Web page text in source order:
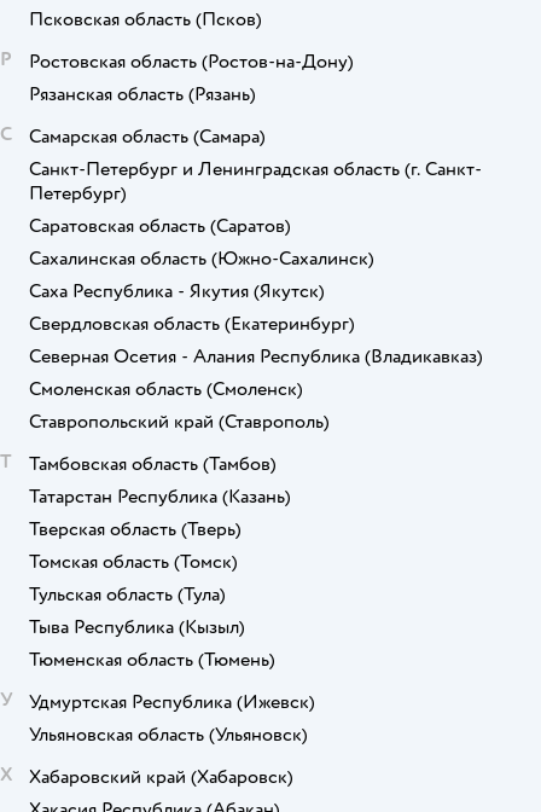
Псковская область (Псков)
Р
Ростовская область (Ростов-на-Дону)
Рязанская область (Рязань)
С
Самарская область (Самара)
Санкт-Петербург и Ленинградская область (г. Санкт-
Петербург)
Саратовская область (Саратов)
Сахалинская область (Южно-Сахалинск)
Саха Республика - Якутия (Якутск)
Свердловская область (Екатеринбург)
Северная Осетия - Алания Республика (Владикавказ)
Смоленская область (Смоленск)
Ставропольский край (Ставрополь)
Т
Тамбовская область (Тамбов)
Татарстан Республика (Казань)
Тверская область (Тверь)
Томская область (Томск)
Тульская область (Тула)
Тыва Республика (Кызыл)
Тюменская область (Тюмень)
У
Удмуртская Республика (Ижевск)
Ульяновская область (Ульяновск)
Х
Хабаровский край (Хабаровск)